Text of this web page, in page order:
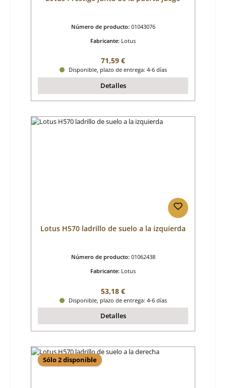
Número de producto: 01043076
Fabricante: Lotus
Precio normal:
71,59 €
Disponible, plazo de entrega: 4-6 días
Detalles
Lotus H570 ladrillo de suelo a la izquierda
Número de producto: 01062438
Fabricante: Lotus
Precio normal:
53,18 €
Disponible, plazo de entrega: 4-6 días
Detalles
Sólo 2 disponible